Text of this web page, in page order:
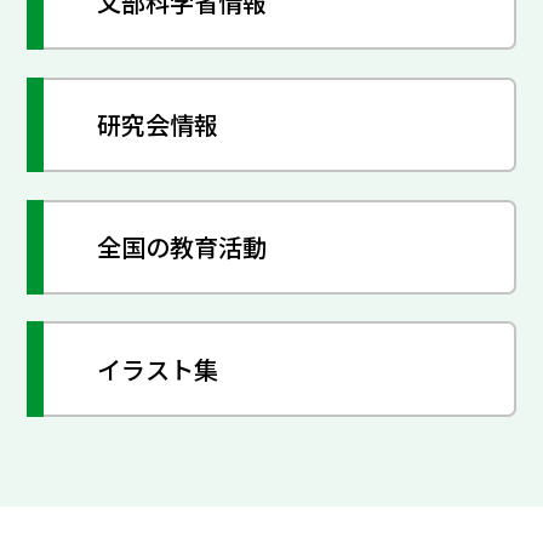
研究会情報
全国の教育活動
イラスト集